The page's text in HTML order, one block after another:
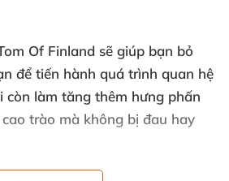
Of Finland sẽ giúp bạn bỏ
để tiến hành quá trình quan hệ
còn làm tăng thêm hưng phấn
trào mà không bị đau hay